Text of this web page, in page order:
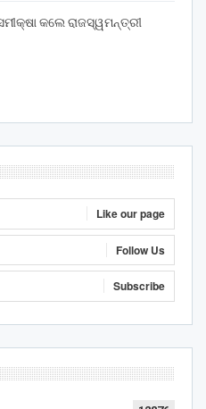
କଲେ ରାଜସ୍ୱମନ୍ତ୍ରୀ
Like our page
Follow Us
Subscribe